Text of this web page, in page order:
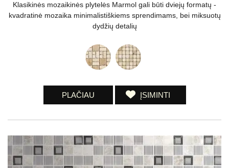
Klasikinės mozaikinės plytelės Marmol gali būti dviejų formatų -
kvadratinė mozaika minimalistiškiems sprendimams, bei miksuotų
dydžių detalių
PLAČIAU ĮSIMINTI